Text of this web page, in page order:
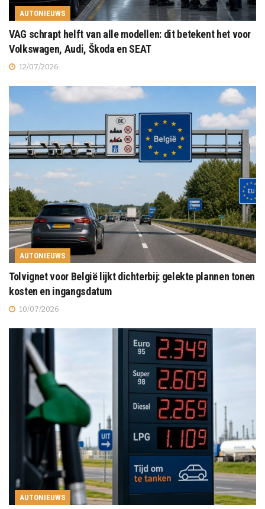
AUTONIEUWS
VAG schrapt helft van alle modellen: dit betekent het voor
Volkswagen, Audi, Škoda en SEAT
12/07/2026
AUTONIEUWS
Tolvignet voor België lijkt dichterbij: gelekte plannen tonen
kosten en ingangsdatum
10/07/2026
AUTONIEUWS